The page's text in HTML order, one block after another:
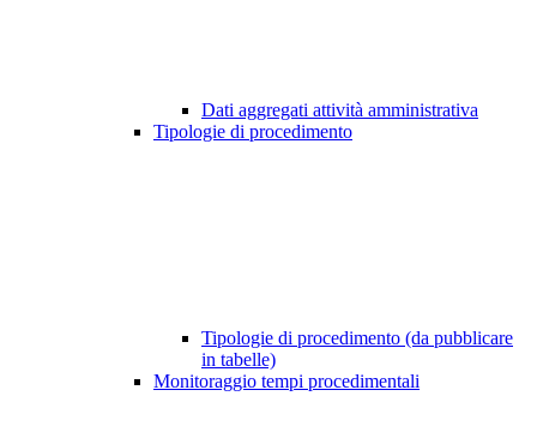
Dati aggregati attività amministrativa
Tipologie di procedimento
Tipologie di procedimento (da pubblicare
in tabelle)
Monitoraggio tempi procedimentali